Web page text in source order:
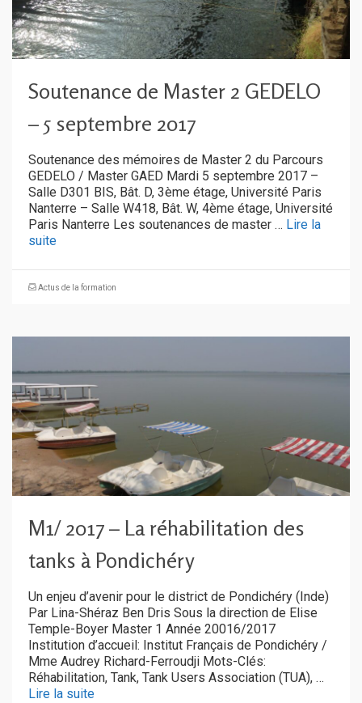
Soutenance de Master 2 GEDELO
– 5 septembre 2017
Soutenance des mémoires de Master 2 du Parcours
GEDELO / Master GAED Mardi 5 septembre 2017 –
Salle D301 BIS, Bât. D, 3ème étage, Université Paris
Nanterre – Salle W418, Bât. W, 4ème étage, Université
Paris Nanterre Les soutenances de master … Lire la
suite
Actus de la formation
M1/ 2017 – La réhabilitation des
tanks à Pondichéry
Un enjeu d’avenir pour le district de Pondichéry (Inde)
Par Lina-Shéraz Ben Dris Sous la direction de Elise
Temple-Boyer Master 1 Année 20016/2017
Institution d’accueil: Institut Français de Pondichéry /
Mme Audrey Richard-Ferroudji Mots-Clés:
Réhabilitation, Tank, Tank Users Association (TUA), …
Lire la suite